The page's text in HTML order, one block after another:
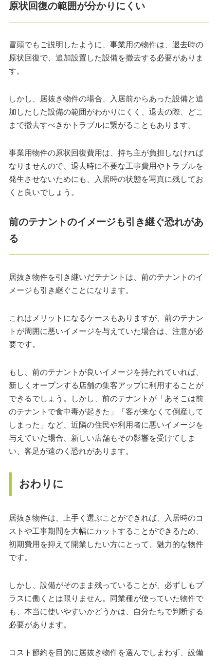
原状回復の範囲が分かりにくい
冒頭でもご説明したように、事業用の物件は、退去時の
原状回復で、追加設置した設備を撤去する必要がありま
す。
しかし、居抜き物件の場合、入居前からあった設備と追
加したした設備の範囲がわかりにくく、退去の際、どこ
まで撤去すべきかトラブルに繋がることもあります。
事業用物件の原状回復費用は、持ち主が負担しなければ
なりませんので、退去時に不要な工事費用やトラブルを
発生させないためにも、入居時の状態を写真に残してお
くと良いでしょう。
前のテナントのイメージも引き継ぐ恐れがあ
る
居抜き物件を引き継いだテナントは、前のテナントのイ
メージも引き継ぐことになります。
これはメリットになるケースもありますが、前のテナン
トが周囲に悪いイメージを与えていた場合は、注意が必
要です。
もし、前のテナントが良いイメージを持たれていれば、
新しくオープンする店舗の集客アップに利用することが
できるでしょう。しかし、前のテナントが「あそこは前
のテナントで食中毒が起きた」「客が来なくて倒産して
しまった」など、近隣の住民や利用者に悪いイメージを
与えていた場合、新しい店舗もその影響を受けてしま
い、客足が遠のく恐れがあります。
おわりに
居抜き物件は、上手く選ぶことができれば、入居時のコ
ストや工事期間を大幅にカットすることができるため、
初期費用を抑えて開業したい方にとって、魅力的な物件
です。
しかし、設備がそのまま残っていることが、必ずしもプ
ラスに働くとは限りません。同業種が使っていた物件で
も、本当に使いやすいかどうかは、自分たちで判断する
必要があります。
コスト節約を目的に居抜き物件を選んでしまわず、設備